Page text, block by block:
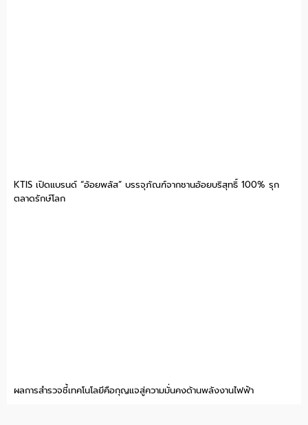
KTIS เปิดแบรนด์ “อ้อยพลัส” บรรจุภัณฑ์จากชานอ้อยบริสุทธิ์ 100% รุก
ตลาดรักษ์โลก
ผลการสำรวจชี้เทคโนโลยีคือกุญแจสู่ความมั่นคงด้านพลังงานไฟฟ้า